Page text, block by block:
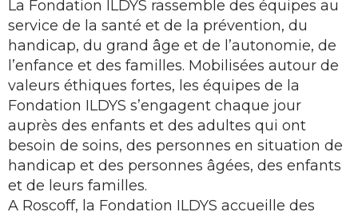
La Fondation ILDYS rassemble des équipes au
service de la santé et de la prévention, du
handicap, du grand âge et de l’autonomie, de
l’enfance et des familles. Mobilisées autour de
valeurs éthiques fortes, les équipes de la
Fondation ILDYS s’engagent chaque jour
auprès des enfants et des adultes qui ont
besoin de soins, des personnes en situation de
handicap et des personnes âgées, des enfants
et de leurs familles.
A Roscoff, la Fondation ILDYS accueille des